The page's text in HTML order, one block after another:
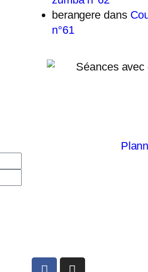
berangere dans
n°61